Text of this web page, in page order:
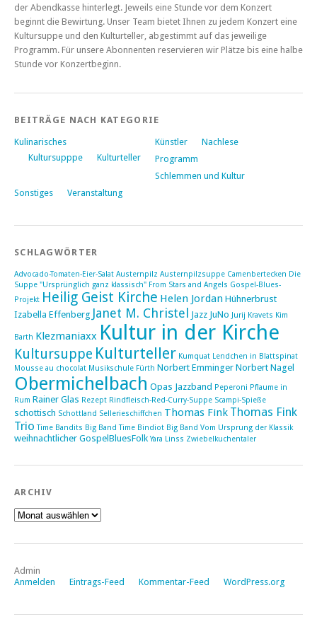
der Abendkasse hinterlegt. Jeweils eine Stunde vor dem Konzert
beginnt die Bewirtung. Unser Team bietet Ihnen zu jedem Konzert eine
Kultursuppe und den Kulturteller, abgestimmt auf das jeweilige
Programm. Für unsere Abonnenten reservieren wir Plätze bis eine halbe
Stunde vor Konzertbeginn.
BEITRÄGE NACH KATEGORIE
Kulinarisches
Kultursupppe
Kulturteller
Künstler
Nachlese
Programm
Schlemmen und Kultur
Sonstiges
Veranstaltung
SCHLAGWÖRTER
Advocado-Tomaten-Eier-Salat Austernpilz Austernpilzsuppe Camenbertecken Die
Suppe "Ursprünglich ganz klassisch" From Stars and Angels Gospel-Blues-
Projekt Heilig Geist Kirche Helen Jordan Hühnerbrust
Izabella Effenberg Janet M. Christel Jazz JuNo Jurij Kravets Kim
Barth Klezmaniaxx Kultur in der Kirche
Kultursuppe Kulturteller Kumquat Lendchen in Blattspinat
Mousse au chocolat Musikschule Fürth Norbert Emminger Norbert Nagel
Obermichelbach Opas Jazzband Peperoni Pflaume in
Rum Rainer Glas Rezept Rindfleisch-Red-Curry-Suppe Scampi-Spieße
schottisch Schottland Sellerieschiffchen Thomas Fink Thomas Fink
Trio Time Bandits Big Band Time Bindiot Big Band Vom Ursprung der Klassik
weihnachtlicher GospelBluesFolk Yara Linss Zwiebelkuchentaler
ARCHIV
Archiv
Admin
Anmelden
Eintrags-Feed Kommentar-Feed WordPress.org